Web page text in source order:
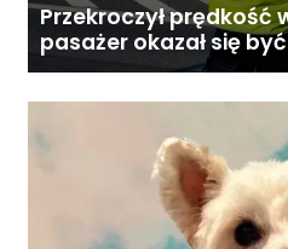
Przekroczył prędkość
pasażer okazał się
poszukiwaną